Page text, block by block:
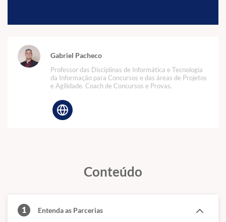
Gabriel Pacheco
Professor das Disciplinas de Informática e Tecnologia
da Informação para Concursos e das áreas de Projetos
e Agilidade. Coach de Concursos e Provas.
Conteúdo
1 Entenda as Parcerias